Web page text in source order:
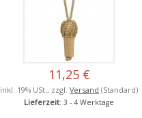
11,25 €
inkl. 19% USt., zzgl.Versand (Standard)
Lieferzeit: 3 - 4 Werktage